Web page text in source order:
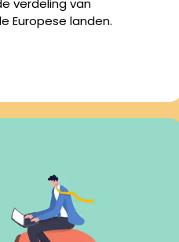
Europese landen.